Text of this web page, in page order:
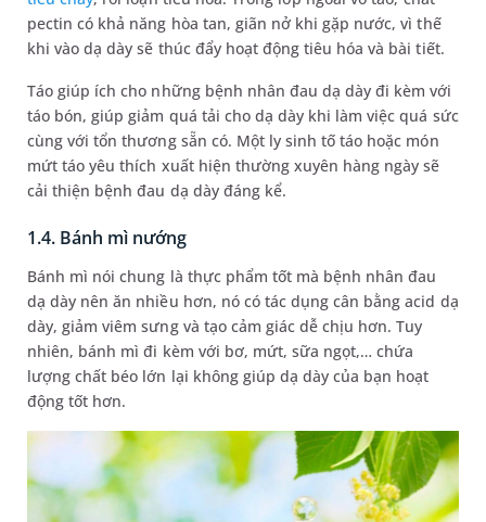
pectin có khả năng hòa tan, giãn nở khi gặp nước, vì thế
khi vào dạ dày sẽ thúc đẩy hoạt động tiêu hóa và bài tiết.
Táo giúp ích cho những bệnh nhân đau dạ dày đi kèm với
táo bón, giúp giảm quá tải cho dạ dày khi làm việc quá sức
cùng với tổn thương sẵn có. Một ly sinh tố táo hoặc món
mứt táo yêu thích xuất hiện thường xuyên hàng ngày sẽ
cải thiện bệnh đau dạ dày đáng kể.
1.4. Bánh mì nướng
Bánh mì nói chung là thực phẩm tốt mà bệnh nhân đau
dạ dày nên ăn nhiều hơn, nó có tác dụng cân bằng acid dạ
dày, giảm viêm sưng và tạo cảm giác dễ chịu hơn. Tuy
nhiên, bánh mì đi kèm với bơ, mứt, sữa ngọt,… chứa
lượng chất béo lớn lại không giúp dạ dày của bạn hoạt
động tốt hơn.